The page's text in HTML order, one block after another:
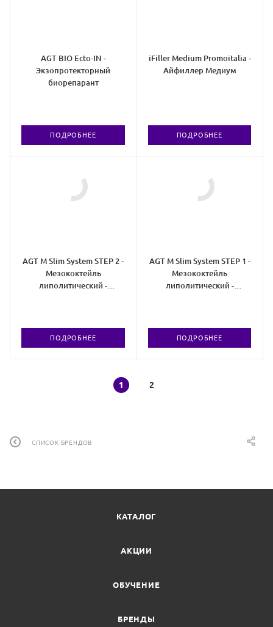
AGT BIO Ecto-IN -
Экзопротекторный
биорепарант
ПОДРОБНЕЕ
iFiller Medium Promoitalia -
Айфиллер Медиум
ПОДРОБНЕЕ
AGT M Slim System STEP 2 -
Мезококтейль
липолитический -
ПОДРОБНЕЕ
AGT M Slim System STEP 1 -
Мезококтейль
липолитический -
ПОДРОБНЕЕ
1 2
СПИСОК БРЕНДОВ
КАТАЛОГ
АКЦИИ
ОБУЧЕНИЕ
БРЕНДЫ